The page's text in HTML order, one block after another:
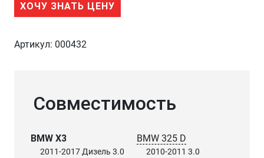
ХОЧУ ЗНАТЬ ЦЕНУ
Артикул: 000432
Совместимость
BMW X3
2011-2017 Дизель 3.0
BMW 325 D
2010-2011 3.0